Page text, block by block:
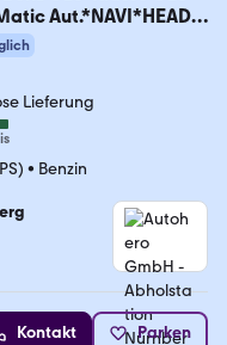
Aut.*NAVI*HEAD-
Lieferung
• Benzin
Kontakt Parken